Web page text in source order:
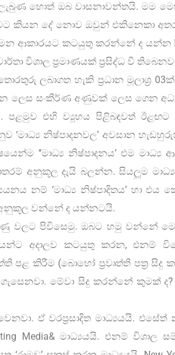
ලැබුණ හොත් ඔබ වාසනාවන්තයි. මම
කියන දේ නොව ඔවුන් එකිනෙකා
ආකාරයට කටයුතු කරන්නේ ද යන්න
විශාල ප‍්‍රමාණයක් ප්‍රසිද්ධ වී
ලබාගත හැකි ප්‍රධාන මූලාශ්‍ර
ලෙස සංකීර්ණ අණුවක් ලෙස ගෙන
එහි ව්‍යූහය පිළිබඳවත් ඊළඟට
‘මාධ්‍ය නිෂ්පාදනවල’ අවසාන
‘‘මාධ්‍ය නිෂ්පාදනය’ එම
අනුකූල දැයි බලන්න. සියලූම
නම් ‘මාධ්‍ය නිෂ්පාදිතය’ හා එය
අනුකූල වන්නේ ද යන්නටයි.
වලට පිවිසෙමු. ඔබට හමු වන්නේ
අදාලව කටයුතු කරන, එනම්
පළ කිරීම (බොහෝ ප්‍රවෘත්ති පත්‍ර සිදු
මේවා සිදු කරන්නේ කුමක්
ඒ වරප්‍රසාදිත මාධ්‍යයයි. එසේත්
Media& මාධ්‍යයයි. එනම් විශාල